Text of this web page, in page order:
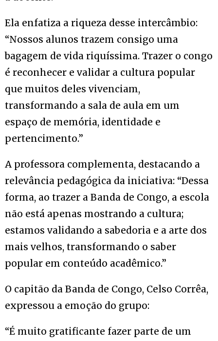
Ela enfatiza a riqueza desse intercâmbio:
“Nossos alunos trazem consigo uma
bagagem de vida riquíssima. Trazer o congo
é reconhecer e validar a cultura popular
que muitos deles vivenciam,
transformando a sala de aula em um
espaço de memória, identidade e
pertencimento.”
A professora complementa, destacando a
relevância pedagógica da iniciativa: “Dessa
forma, ao trazer a Banda de Congo, a escola
não está apenas mostrando a cultura;
estamos validando a sabedoria e a arte dos
mais velhos, transformando o saber
popular em conteúdo acadêmico.”
O capitão da Banda de Congo, Celso Corrêa,
expressou a emoção do grupo:
“É muito gratificante fazer parte de um